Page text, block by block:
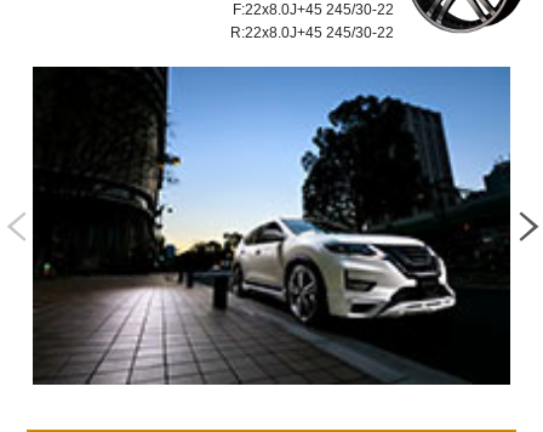
F:22x8.0J+45 245/30-22
R:22x8.0J+45 245/30-22